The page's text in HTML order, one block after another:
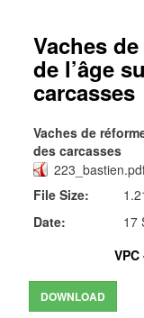
Vaches
de l’âge
carcasses
Vaches de
des carcasses
File Size:
Date:
17